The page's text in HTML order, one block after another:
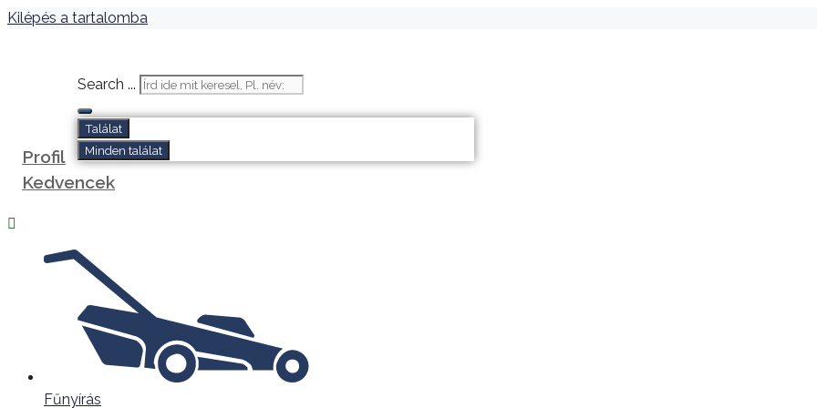
Kilépés a tartalomba
Search ...
Találat
Minden találat
Profil
Kedvencek
Fűnyírás